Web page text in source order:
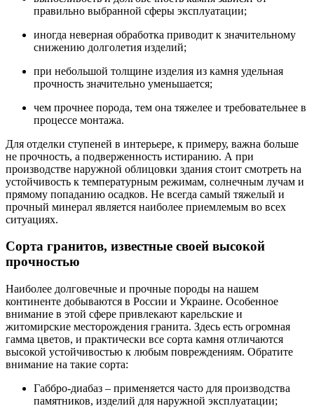
правильно выбранной сферы эксплуатации;
иногда неверная обработка приводит к значительному
снижению долголетия изделий;
при небольшой толщине изделия из камня удельная
прочность значительно уменьшается;
чем прочнее порода, тем она тяжелее и требовательнее в
процессе монтажа.
Для отделки ступеней в интерьере, к примеру, важна больше
не прочность, а подверженность истиранию. А при
производстве наружной облицовки здания стоит смотреть на
устойчивость к температурным режимам, солнечным лучам и
прямому попаданию осадков. Не всегда самый тяжелый и
прочный минерал является наиболее приемлемым во всех
ситуациях.
Сорта гранитов, известные своей высокой
прочностью
Наиболее долговечные и прочные породы на нашем
континенте добываются в России и Украине. Особенное
внимание в этой сфере привлекают карельские и
житомирские месторождения гранита. Здесь есть огромная
гамма цветов, и практически все сорта камня отличаются
высокой устойчивостью к любым повреждениям. Обратите
внимание на такие сорта:
Габбро-диабаз – применяется часто для производства
памятников, изделий для наружной эксплуатации;